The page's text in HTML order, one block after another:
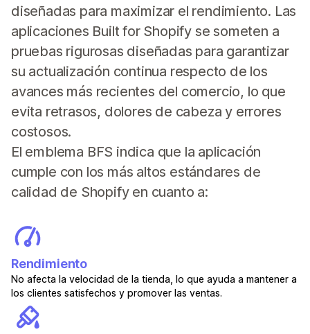
diseñadas para maximizar el rendimiento. Las
aplicaciones Built for Shopify se someten a
pruebas rigurosas diseñadas para garantizar
su actualización continua respecto de los
avances más recientes del comercio, lo que
evita retrasos, dolores de cabeza y errores
costosos.
El emblema BFS indica que la aplicación
cumple con los más altos estándares de
calidad de Shopify en cuanto a:
Rendimiento
No afecta la velocidad de la tienda, lo que ayuda a mantener a
los clientes satisfechos y promover las ventas.